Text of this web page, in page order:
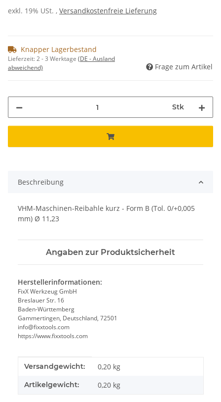
exkl. 19% USt. , Versandkostenfreie Lieferung
Knapper Lagerbestand
Lieferzeit:2 - 3 Werktage (DE - Ausland
abweichend)
Frage zum Artikel
Stk
Beschreibung
VHM-Maschinen-Reibahle kurz - Form B (Tol. 0/+0,005
mm) Ø 11,23
Angaben zur Produktsicherheit
Herstellerinformationen:
FixX Werkzeug GmbH
Breslauer Str. 16
Baden-Württemberg
Gammertingen, Deutschland, 72501
info@fixxtools.com
https://www.fixxtools.com
Produkteigenschaft
Wert
Versandgewicht: 0,20 kg
Artikelgewicht: 0,20 kg